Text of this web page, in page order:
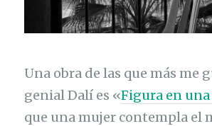
Una obra de las que más me
genial Dalí es «Figura en
que una mujer contempla el